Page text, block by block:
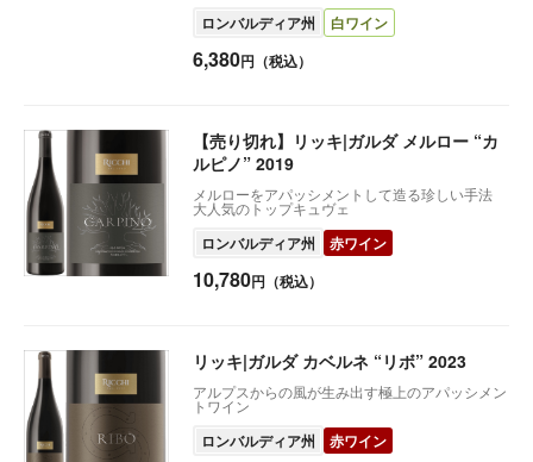
ロンバルディア州 白ワイン
6,380円（税込）
【売り切れ】リッキ|ガルダ メルロー “カ
ルピノ” 2019
メルローをアパッシメントして造る珍しい手法
大人気のトップキュヴェ
ロンバルディア州 赤ワイン
10,780円（税込）
リッキ|ガルダ カベルネ “リボ” 2023
アルプスからの風が生み出す極上のアパッシメン
トワイン
ロンバルディア州 赤ワイン